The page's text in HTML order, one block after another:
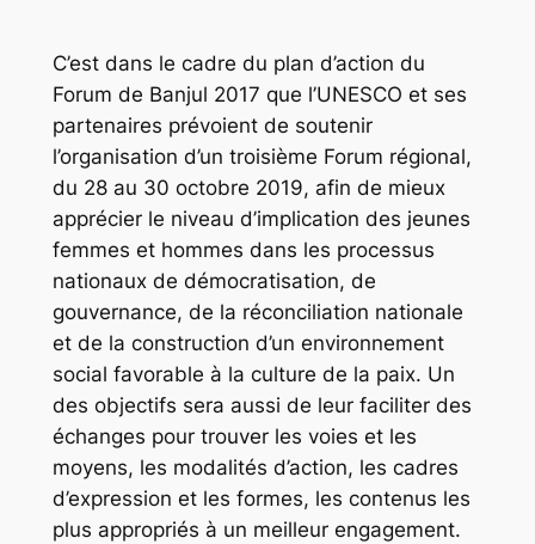
C’est dans le cadre du plan d’action du
Forum de Banjul 2017 que l’UNESCO et ses
partenaires prévoient de soutenir
l’organisation d’un troisième Forum régional,
du 28 au 30 octobre 2019, afin de mieux
apprécier le niveau d’implication des jeunes
femmes et hommes dans les processus
nationaux de démocratisation, de
gouvernance, de la réconciliation nationale
et de la construction d’un environnement
social favorable à la culture de la paix. Un
des objectifs sera aussi de leur faciliter des
échanges pour trouver les voies et les
moyens, les modalités d’action, les cadres
d’expression et les formes, les contenus les
plus appropriés à un meilleur engagement.